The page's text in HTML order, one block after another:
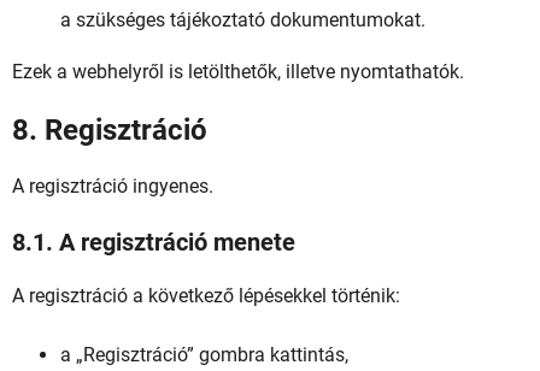
a szükséges tájékoztató dokumentumokat.
Ezek a webhelyről is letölthetők, illetve nyomtathatók.
8. Regisztráció
A regisztráció ingyenes.
8.1. A regisztráció menete
A regisztráció a következő lépésekkel történik:
a „Regisztráció” gombra kattintás,